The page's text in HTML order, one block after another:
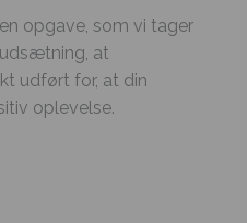
opgave, som vi tager
at
udført for, at din
oplevelse.